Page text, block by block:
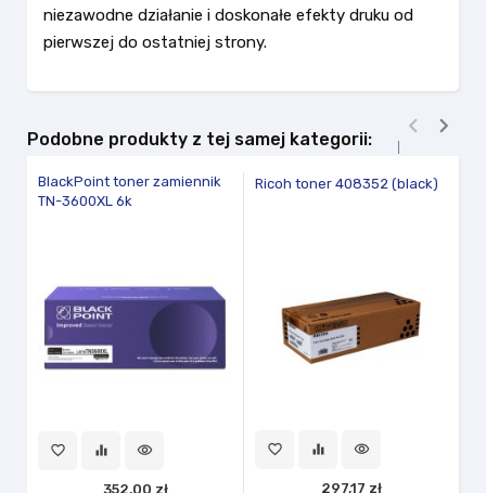
niezawodne działanie i doskonałe efekty druku od
pierwszej do ostatniej strony.
Podobne produkty z tej samej kategorii:
BlackPoint toner zamiennik
TN-3600XL 6k
favorite_border equalizer visibility
352,00 zł
Ricoh toner 408352 (black)
favorite_border equalizer visibility
297,17 zł
 